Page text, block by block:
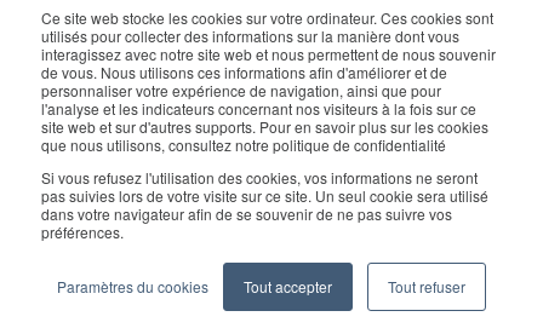
Ce site web stocke les cookies sur votre ordinateur. Ces cookies sont
utilisés pour collecter des informations sur la manière dont vous
interagissez avec notre site web et nous permettent de nous souvenir
de vous. Nous utilisons ces informations afin d'améliorer et de
personnaliser votre expérience de navigation, ainsi que pour
l'analyse et les indicateurs concernant nos visiteurs à la fois sur ce
site web et sur d'autres supports. Pour en savoir plus sur les cookies
que nous utilisons, consultez notre politique de confidentialité
Si vous refusez l'utilisation des cookies, vos informations ne seront
pas suivies lors de votre visite sur ce site. Un seul cookie sera utilisé
dans votre navigateur afin de se souvenir de ne pas suivre vos
préférences.
Paramètres du cookies Tout accepter Tout refuser
Request a Demo
For enquiry, contact sales:sales@geekplus.com. for
promotions, contact PR:pr@geekplus.com
Copyright © 2026 Geekplus Technology Co., Ltd. All rights
reserved.